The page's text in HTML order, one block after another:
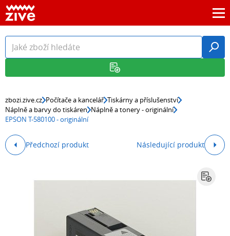
zbozi.zive.cz Počítače a kancelář Tiskárny a příslušenství
Náplně a barvy do tiskáren Náplně a tonery - originální
EPSON T-580100 - originální
Předchozí produkt Následující produkt